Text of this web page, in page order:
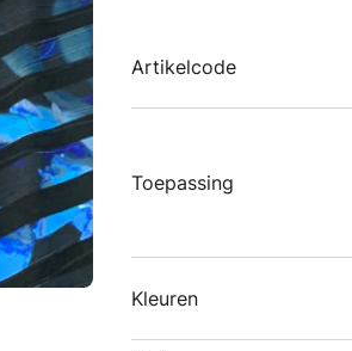
Artikelcode
Toepassing
Kleuren